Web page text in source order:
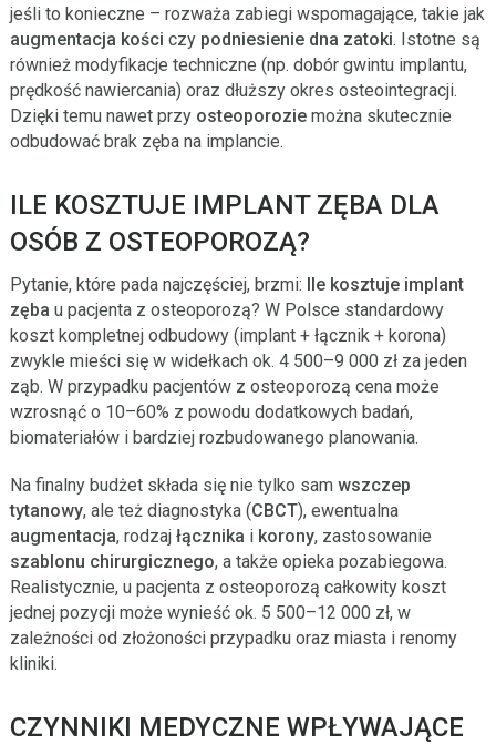
jeśli to konieczne – rozważa zabiegi wspomagające, takie jak
augmentacja kości czy podniesienie dna zatoki. Istotne są
również modyfikacje techniczne (np. dobór gwintu implantu,
prędkość nawiercania) oraz dłuższy okres osteointegracji.
Dzięki temu nawet przy osteoporoziemożna skutecznie
odbudować brak zęba na implancie.
ILE KOSZTUJE IMPLANT ZĘBA DLA
OSÓB Z OSTEOPOROZĄ?
Pytanie, które pada najczęściej, brzmi: Ile kosztuje implant
zęba u pacjenta z osteoporozą? W Polsce standardowy
koszt kompletnej odbudowy (implant + łącznik + korona)
zwykle mieści się w widełkach ok. 4 500–9 000 zł za jeden
ząb. W przypadku pacjentów z osteoporozą cena może
wzrosnąć o 10–60% z powodu dodatkowych badań,
biomateriałów i bardziej rozbudowanego planowania.
Na finalny budżet składa się nie tylko sam wszczep
tytanowy, ale też diagnostyka (CBCT), ewentualna
augmentacja, rodzaj łącznika i korony, zastosowanie
szablonu chirurgicznego, a także opieka pozabiegowa.
Realistycznie, u pacjenta z osteoporozą całkowity koszt
jednej pozycji może wynieść ok. 5 500–12 000 zł, w
zależności od złożoności przypadku oraz miasta i renomy
kliniki.
CZYNNIKI MEDYCZNE WPŁYWAJĄCE